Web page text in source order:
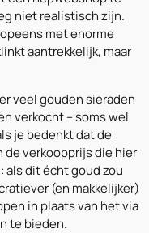
niet realistisch zijn.
met enorme
aantrekkelijk, maar
veel gouden sieraden
verkocht – soms wel
je bedenkt dat de
de verkoopprijs die hier
als dit écht goud zou
(en makkelijker)
in plaats van het via
te bieden.